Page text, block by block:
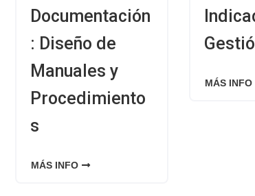
Documentación
: Diseño de
Manuales y
Procedimiento
s
MÁS INFO
MÁS INFO